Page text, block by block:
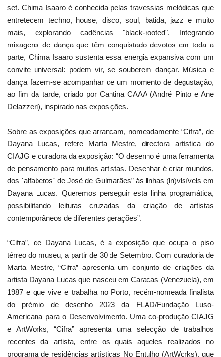
set. Chima Isaaro é conhecida pelas travessias melódicas que
entretecem techno, house, disco, soul, batida, jazz e muito
mais, explorando cadências "black-rooted". Integrando
mixagens de dança que têm conquistado devotos em toda a
parte, Chima Isaaro sustenta essa energia expansiva com um
convite universal: podem vir, se souberem dançar. Música e
dança fazem-se acompanhar de um momento de degustação,
ao fim da tarde, criado por Cantina CAAA (André Pinto e Ane
Delazzeri), inspirado nas exposições.
Sobre as exposições que arrancam, nomeadamente “Cifra”, de
Dayana Lucas, refere Marta Mestre, directora artística do
CIAJG e curadora da exposição: “O desenho é uma ferramenta
de pensamento para muitos artistas. Desenhar é criar mundos,
dos ´alfabetos´ de José de Guimarães” às linhas (in)visíveis em
Dayana Lucas. Queremos perseguir esta linha programática,
possibilitando leituras cruzadas da criação de artistas
contemporâneos de diferentes gerações”.
“Cifra”, de Dayana Lucas, é a exposição que ocupa o piso
térreo do museu, a partir de 30 de Setembro. Com curadoria de
Marta Mestre, “Cifra” apresenta um conjunto de criações da
artista Dayana Lucas que nasceu em Caracas (Venezuela), em
1987 e que vive e trabalha no Porto, recém-nomeada finalista
do prémio de desenho 2023 da FLAD/Fundação Luso-
Americana para o Desenvolvimento. Uma co-produção CIAJG
e ArtWorks, “Cifra” apresenta uma selecção de trabalhos
recentes da artista, entre os quais aqueles realizados no
programa de residências artísticas No Entulho (ArtWorks), que